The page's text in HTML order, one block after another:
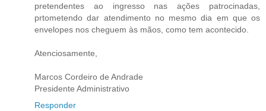
pretendentes ao ingresso nas ações patrocinadas,
prtometendo dar atendimento no mesmo dia em que os
envelopes nos cheguem às mãos, como tem acontecido.
Atenciosamente,
Marcos Cordeiro de Andrade
Presidente Administrativo
Responder